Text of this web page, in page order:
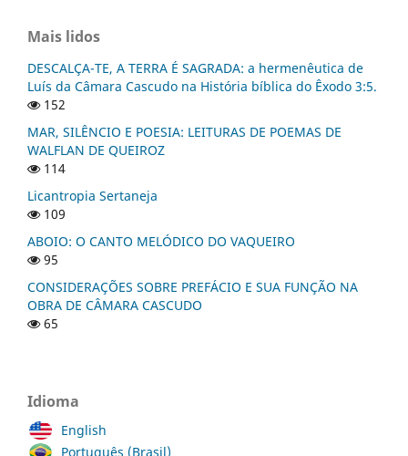
Mais lidos
DESCALÇA-TE, A TERRA É SAGRADA: a hermenêutica de
Luís da Câmara Cascudo na História bíblica do Êxodo 3:5.
152
MAR, SILÊNCIO E POESIA: LEITURAS DE POEMAS DE
WALFLAN DE QUEIROZ
114
Licantropia Sertaneja
109
ABOIO: O CANTO MELÓDICO DO VAQUEIRO
95
CONSIDERAÇÕES SOBRE PREFÁCIO E SUA FUNÇÃO NA
OBRA DE CÂMARA CASCUDO
65
Idioma
English
Português (Brasil)